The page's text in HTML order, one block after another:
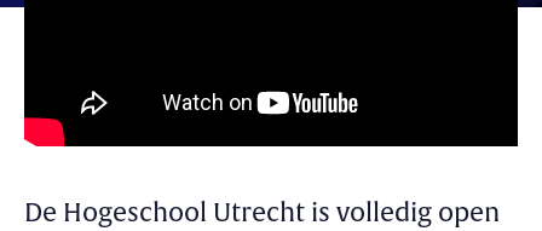
De Hogeschool Utrecht is volledig open